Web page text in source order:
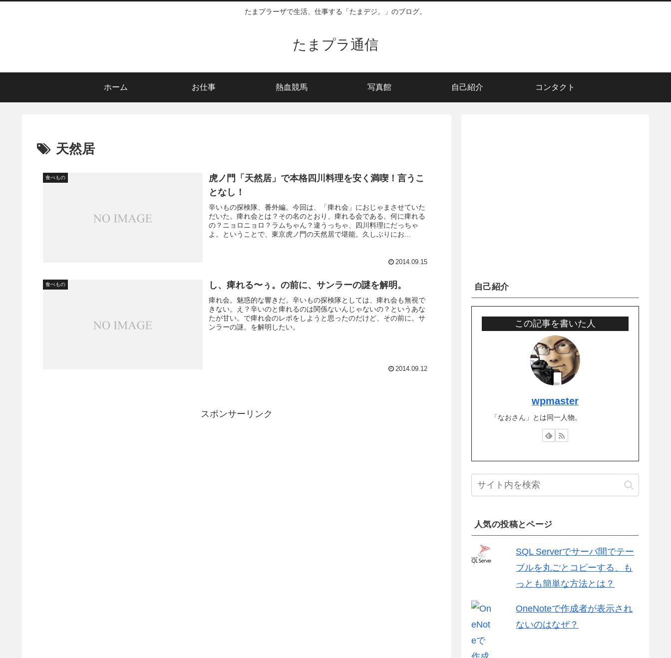
たまプラーザで生活、仕事する「たまデジ。」のブログ。
たまプラ通信
ホーム お仕事 熱血競馬 写真館 自己紹介 コンタクト
天然居
食べもの
虎ノ門「天然居」で本格四川料理を安く満喫！言うこ
となし！
辛いもの探検隊、番外編。今回は、「痺れ会」におじゃまさせていた
だいた。痺れ会とは？その名のとおり、痺れる会である。何に痺れる
の？ニョロニョロ？ラムちゃん？違うっちゃ、四川料理にだっちゃ
よ。ということで、東京虎ノ門の天然居で堪能。久しぶりにお...
2014.09.15
食べもの し、痺れる〜ぅ。の前に、サンラーの謎を解明。
痺れ会。魅惑的な響きだ。辛いもの探検隊としては、痺れ会も無視で
きない。え？辛いのと痺れるのは関係ないんじゃないの？というあな
たが甘い。で痺れ会のレポをしようと思ったのだけど、その前に。サ
ンラーの謎。を解明したい。
2014.09.12
スポンサーリンク
自己紹介
この記事を書いた人
wpmaster
「なおさん」とは同一人物。
人気の投稿とページ
SQL Serverでサーバ間でテー
ブルを丸ごとコピーする、も
っとも簡単な方法とは？
OneNoteで作成者が表示され
ないのはなぜ？